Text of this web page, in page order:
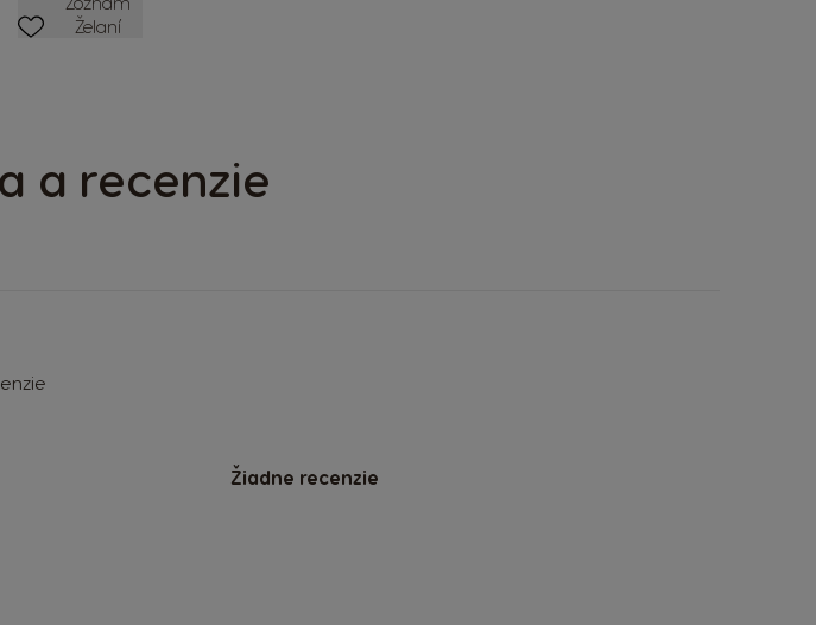
Želaní
a recenzie
Žiadne recenzie